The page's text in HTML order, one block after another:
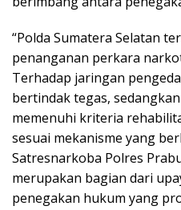
“Polda Sumatera Selatan
penanganan perkara
Terhadap jaringan
bertindak tegas,
memenuhi kriteria
sesuai mekanisme yang
Satresnarkoba Polres
merupakan bagian dari
penegakan hukum yang